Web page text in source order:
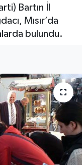
Bartın İl
Mısır’da
bulundu.